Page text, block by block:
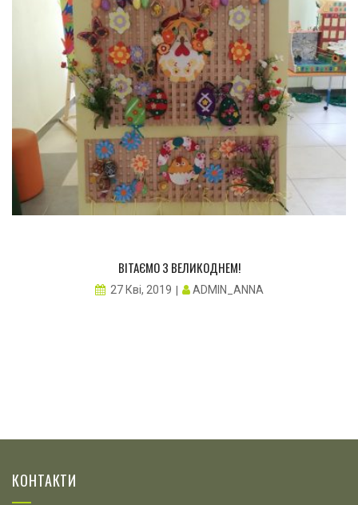
ВІТАЄМО З ВЕЛИКОДНЕМ!
27 Кві, 2019 ADMIN_ANNA
КОНТАКТИ